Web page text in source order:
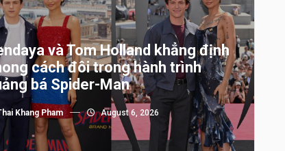
và Tom Holland khẳng định
cách đôi trong hành trình
bá Spider-Man
Khang Pham August 6, 2026